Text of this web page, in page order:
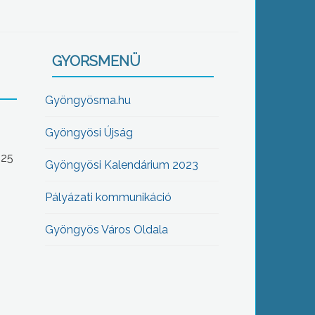
GYORSMENÜ
Gyöngyösma.hu
Gyöngyösi Újság
Gyöngyösi Kalendárium 2023
Pályázati kommunikáció
Gyöngyös Város Oldala